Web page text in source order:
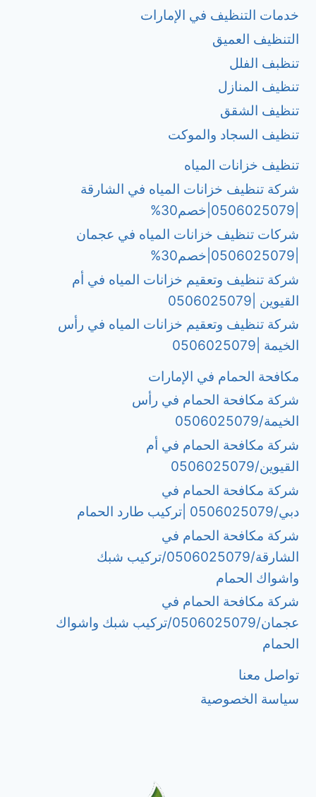
خدمات التنظيف في الإمارات
التنظيف العميق
تنظبف الفلل
تنظيف المنازل
تنظيف الشقق
تنظيف السجاد والموكت
تنظيف خزانات المياه
شركة تنظيف خزانات المياه في الشارقة
شركات تنظيف خزانات المياه في عجمان
شركة تنظيف وتعقيم خزانات المياه في أم
القيوين |0506025079
شركة تنظيف وتعقيم خزانات المياه في رأس
الخيمة |0506025079
مكافحة الحمام في الإمارات
شركة مكافحة الحمام في رأس
الخيمة/0506025079
شركة مكافحة الحمام في أم
القيوين/0506025079
شركة مكافحة الحمام في
دبي/0506025079 |تركيب طارد الحمام
شركة مكافحة الحمام في
الشارقة/0506025079/تركيب شبك
واشواك الحمام
شركة مكافحة الحمام في
عجمان/0506025079/تركيب شبك واشواك
الحمام
تواصل معنا
سياسة الخصوصية